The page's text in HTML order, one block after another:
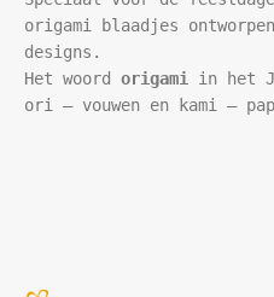
origami blaadjes
designs.
Het woord origami in het
ori – vouwen en kami –